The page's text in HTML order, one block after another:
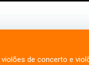
de concerto e